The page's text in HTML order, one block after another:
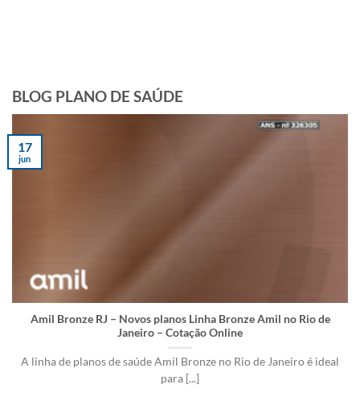
BLOG PLANO DE SAÚDE
Amil Bronze RJ – Novos planos Linha Bronze Amil no Rio de
Janeiro – Cotação Online
A linha de planos de saúde Amil Bronze no Rio de Janeiro é ideal
para [...]
17
jun